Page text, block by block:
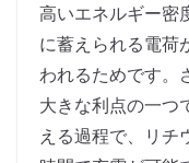
高いエネルギー密
に蓄えられる電荷
われるためです。
大きな利点の一つ
える過程で、リチ